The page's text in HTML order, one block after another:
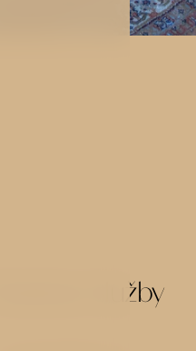
Hotelové služby